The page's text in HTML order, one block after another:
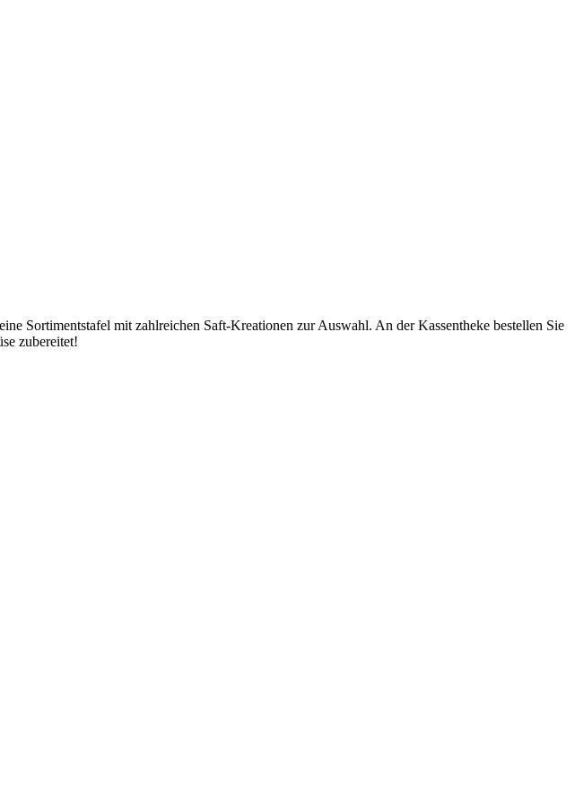
Sortimentstafel mit zahlreichen Saft-Kreationen zur Auswahl. An der Kassentheke bestellen Sie
zubereitet!